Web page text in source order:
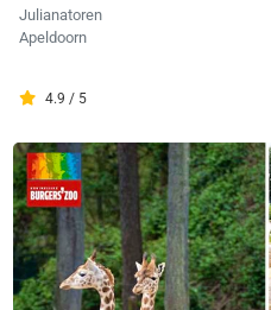
Julianatoren
Apeldoorn
4.9 / 5